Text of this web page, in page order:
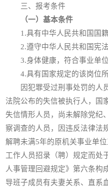
三、报考条件
（一）基本条件
1.具有中华人民共和国国籍
2.遵守中华人民共和国宪
3.身体健康，符合事业单
4.具有国家规定的该岗位
因犯罪受过刑事处罚的人
法院公布的失信被执行人，国
失信情形人员，尚未解除党纪
察调查的人员，因违反法律法
解聘未满5年的原机关事业单
工作人员招录（聘）规定而处
人事管理回避规定》第六条构
导班子成员有夫妻关系、直系